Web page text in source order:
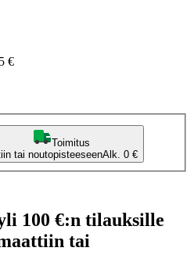
€
Toimitus
tai noutopisteeseenAlk. 0 €
100 €:n tilauksille
tai